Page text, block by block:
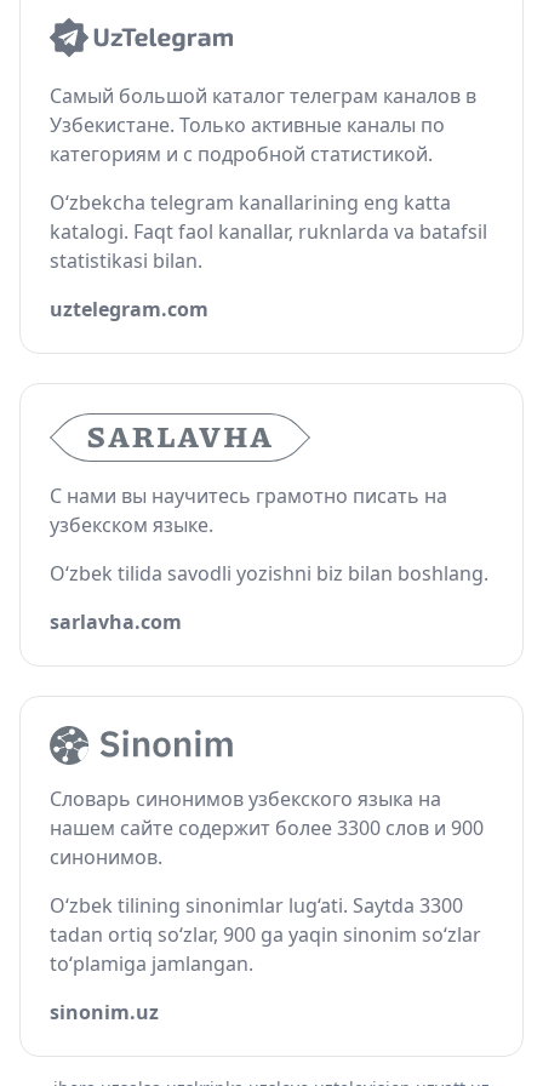
Самый большой каталог телеграм каналов в
Узбекистане. Только активные каналы по
категориям и с подробной статистикой.
O‘zbekcha telegram kanallarining eng katta
katalogi. Faqt faol kanallar, ruknlarda va batafsil
statistikasi bilan.
uztelegram.com
С нами вы научитесь грамотно писать на
узбекском языке.
O‘zbek tilida savodli yozishni biz bilan boshlang.
sarlavha.com
Словарь синонимов узбекского языка на
нашем сайте содержит более 3300 слов и 900
синонимов.
O‘zbek tilining sinonimlar lug‘ati. Saytda 3300
tadan ortiq so‘zlar, 900 ga yaqin sinonim so‘zlar
to‘plamiga jamlangan.
sinonim.uz